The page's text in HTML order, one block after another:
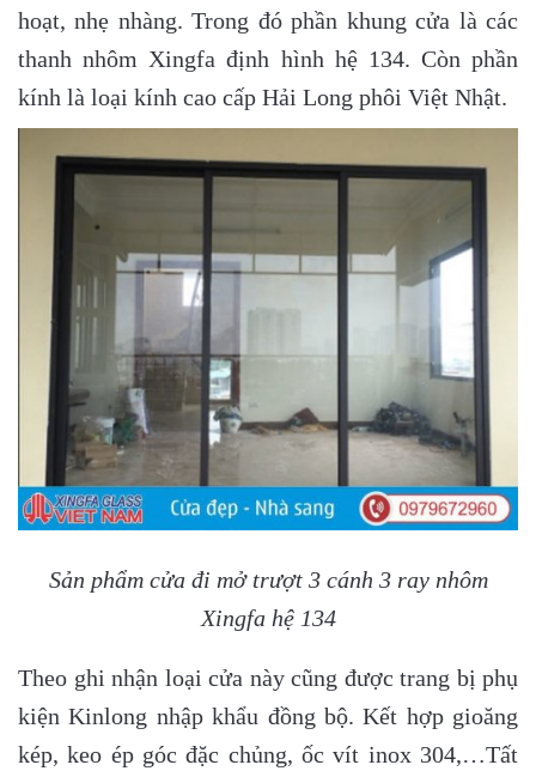
hoạt, nhẹ nhàng. Trong đó phần khung cửa là các
thanh nhôm Xingfa định hình hệ 134. Còn phần
kính là loại kính cao cấp Hải Long phôi Việt Nhật.
Sản phẩm cửa đi mở trượt 3 cánh 3 ray nhôm
Xingfa hệ 134
Theo ghi nhận loại cửa này cũng được trang bị phụ
kiện Kinlong nhập khẩu đồng bộ. Kết hợp gioăng
kép, keo ép góc đặc chủng, ốc vít inox 304,…Tất